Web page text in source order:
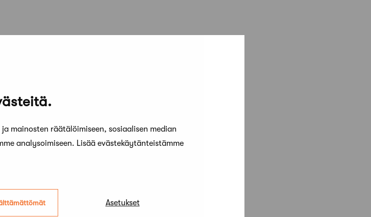
mainosten räätälöimiseen, sosiaalisen median
analysoimiseen. Lisää evästekäytänteistämme
Asetukset